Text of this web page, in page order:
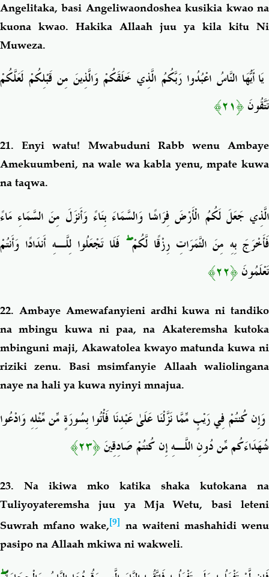
Angelitaka, basi Angeliwaondoshea kusikia kwao na
kuona kwao. Hakika Allaah juu ya kila kitu Ni
Muweza.
يَا أَيُّهَا النَّاسُ اعْبُدُوا رَبَّكُمُ الَّذِي خَلَقَكُمْ وَالَّذِينَ مِن قَبْلِكُمْ لَعَلَّكُمْ
تَتَّقُونَ﴿٢١﴾
21.Enyi watu! Mwabuduni Rabb wenu Ambaye
Amekuumbeni, na wale wa kabla yenu, mpate kuwa
na taqwa.
الَّذِي جَعَلَ لَكُمُ الْأَرْضَ فِرَاشًا وَالسَّمَاءَ بِنَاءً وَأَنزَلَ مِنَ السَّمَاءِ مَاءً
فَأَخْرَجَ بِهِ مِنَ الثَّمَرَاتِ رِزْقًا لَّكُمْۖ فَلَا تَجْعَلُوا لِلَّـهِ أَندَادًا وَأَنتُمْ
تَعْلَمُونَ﴿٢٢﴾
22. Ambaye Amewafanyieni ardhi kuwa ni tandiko
na mbingu kuwa ni paa, na Akateremsha kutoka
mbinguni maji, Akawatolea kwayo matunda kuwa ni
riziki zenu. Basi msimfanyie Allaah waliolingana
naye na hali ya kuwa nyinyi mnajua.
وَإِن كُنتُمْ فِي رَيْبٍ مِّمَّا نَزَّلْنَا عَلَىٰ عَبْدِنَا فَأْتُوا بِسُورَةٍ مِّن مِّثْلِهِ وَادْعُوا
شُهَدَاءَكُم مِّن دُونِ اللَّـهِ إِن كُنتُمْ صَادِقِينَ﴿٢٣﴾
23. Na ikiwa mko katika shaka kutokana na
Tuliyoyateremsha juu ya Mja Wetu,basi leteni
Suwrah mfano wake,[9] na waiteni mashahidi wenu
pasipo na Allaah mkiwa ni wakweli.